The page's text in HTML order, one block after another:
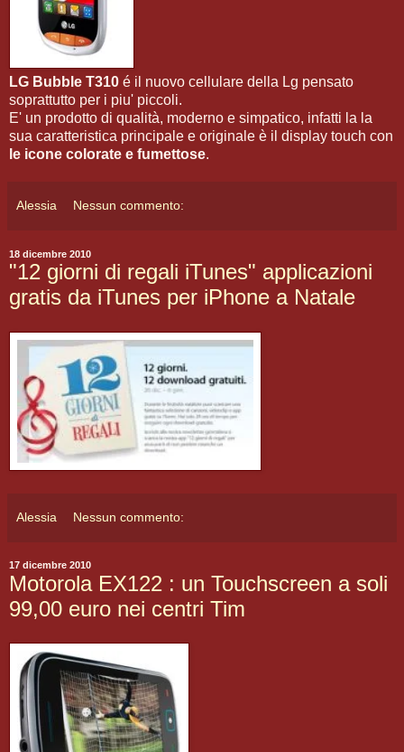
LG Bubble T310 é il nuovo cellulare della Lg pensato
soprattutto per i piu' piccoli.
E' un prodotto di qualità, moderno e simpatico, infatti la la
sua caratteristica principale e originale è il display touch con
le icone colorate e fumettose.
Alessia Nessun commento:
18 dicembre 2010
"12 giorni di regali iTunes" applicazioni
gratis da iTunes per iPhone a Natale
Alessia Nessun commento:
17 dicembre 2010
Motorola EX122 : un Touchscreen a soli
99,00 euro nei centri Tim